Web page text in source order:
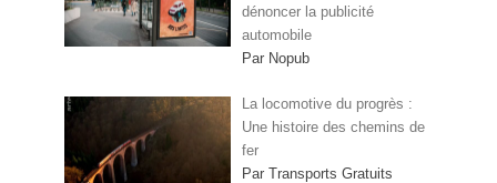
dénoncer la publicité
automobile
Par Nopub
La locomotive du progrès :
Une histoire des chemins de
fer
Par Transports Gratuits